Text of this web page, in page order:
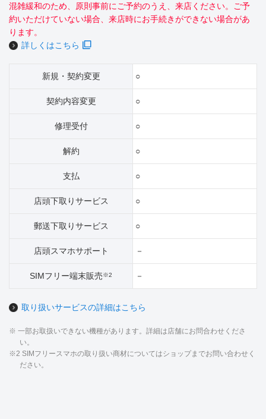
混雑緩和のため、原則事前にご予約のうえ、来店ください。ご予
約いただけていない場合、来店時にお手続きができない場合があ
ります。
詳しくはこちら
新規・契約変更 ○
契約内容変更 ○
修理受付 ○
解約 ○
支払 ○
店頭下取りサービス ○
郵送下取りサービス ○
店頭スマホサポート －
SIMフリー端末販売※2 －
取り扱いサービスの詳細はこちら
※ 一部お取扱いできない機種があります。詳細は店舗にお問合わせくださ
い。
※2 SIMフリースマホの取り扱い商材についてはショップまでお問い合わせく
ださい。